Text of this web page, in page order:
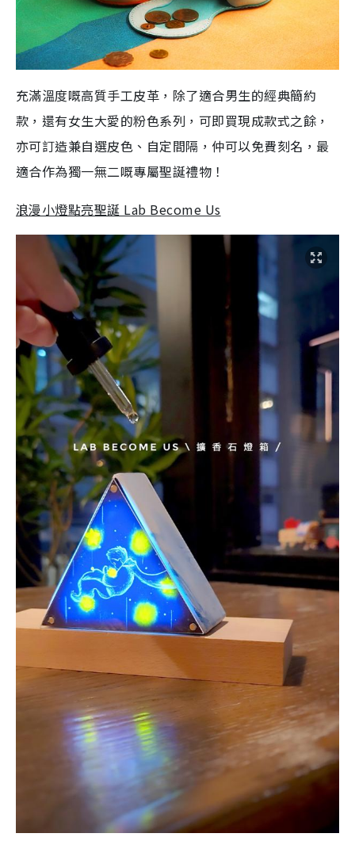
充滿溫度嘅高質手工皮革，除了適合男生的經典簡約
款，還有女生大愛的粉色系列，可即買現成款式之餘，
亦可訂造兼自選皮色、自定間隔，仲可以免費刻名，最
適合作為獨一無二嘅專屬聖誕禮物！
浪漫小燈點亮聖誕 Lab Become Us